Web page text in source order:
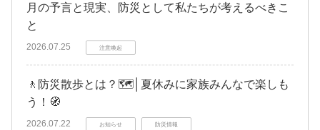
月の予言と現実、防災として私たちが考えるべきこ
と
2026.07.25 注意喚起
🚶防災散歩とは？🗺️│夏休みに家族みんなで楽しも
う！🧭
2026.07.22 お知らせ 防災情報